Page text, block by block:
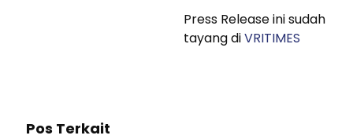
Press Release ini sudah
tayang diVRITIMES
Pos Terkait